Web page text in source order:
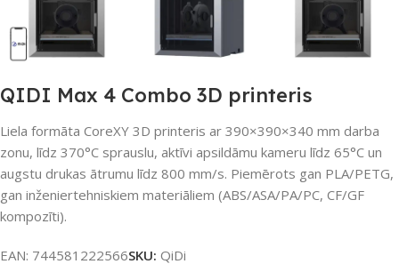
QIDI Max 4 Combo 3D printeris
Liela formāta CoreXY 3D printeris ar 390×390×340 mm darba
zonu, līdz 370°C sprauslu, aktīvi apsildāmu kameru līdz 65°C un
augstu drukas ātrumu līdz 800 mm/s. Piemērots gan PLA/PETG,
gan inženiertehniskiem materiāliem (ABS/ASA/PA/PC, CF/GF
kompozīti).
EAN: 744581222566SKU: QiDi